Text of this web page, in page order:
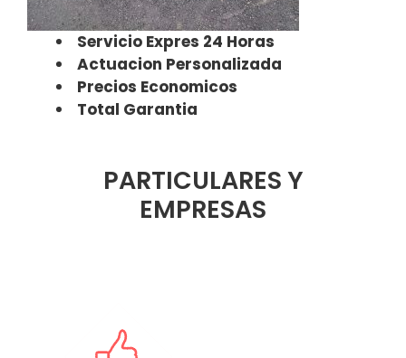
Servicio Expres 24 Horas
Actuacion Personalizada
Precios Economicos
Total Garantia
PARTICULARES Y
EMPRESAS